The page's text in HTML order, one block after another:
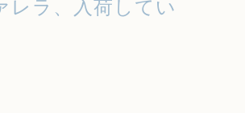
レラ、入荷してい